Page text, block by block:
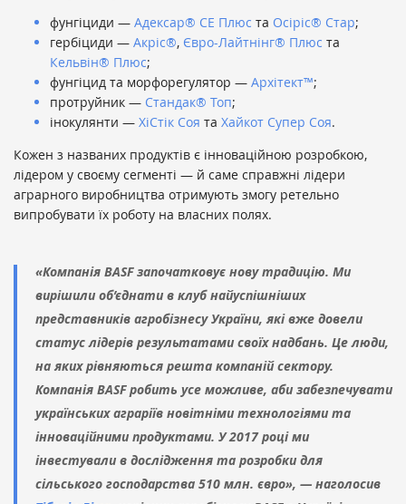
фунгіциди — Адексар® СЕ Плюс та Осіріс® Стар;
гербіциди — Акріс®, Євро-Лайтнінг® Плюс та
Кельвін® Плюс;
фунгіцид та морфорегулятор — Архітект™;
протруйник — Стандак® Топ;
інокулянти — ХіСтік Соя та Хайкот Супер Соя.
Кожен з названих продуктів є інноваційною розробкою,
лідером у своєму сегменті — й саме справжні лідери
аграрного виробництва отримують змогу ретельно
випробувати їх роботу на власних полях.
«Компанія BASF започатковує нову традицію. Ми
вирішили об’єднати в клуб найуспішніших
представників агробізнесу України, які вже довели
статус лідерів результатами своїх надбань. Це люди,
на яких рівняються решта компаній сектору.
Компанія BASF робить усе можливе, аби забезпечувати
українських аграріїв новітніми технологіями та
інноваційними продуктами. У 2017 році ми
інвестували в дослідження та розробки для
сільського господарства 510 млн. євро», — наголосив